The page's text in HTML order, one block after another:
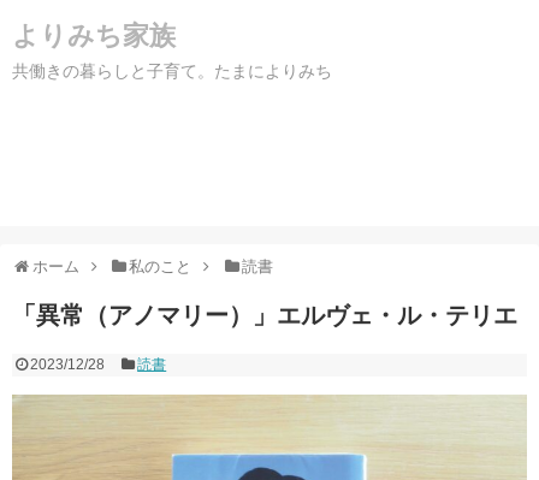
よりみち家族
共働きの暮らしと子育て。たまによりみち
ホーム 私のこと 読書
「異常（アノマリー）」エルヴェ・ル・テリエ
2023/12/28 読書